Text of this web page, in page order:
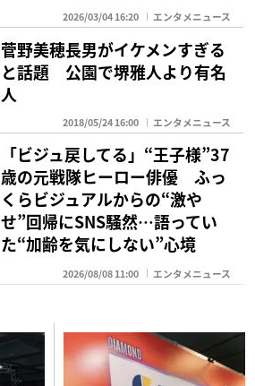
2026/03/04 16:20 エンタメニュース
菅野美穂長男がイケメンすぎる
と話題 公園で堺雅人より有名
人
2018/05/24 16:00 エンタメニュース
「ビジュ戻してる」“王子様”37
歳の元戦隊ヒーロー俳優 ふっ
くらビジュアルからの“激や
せ”回帰にSNS騒然…語ってい
た“加齢を気にしない”心境
2026/08/08 11:00 エンタメニュース